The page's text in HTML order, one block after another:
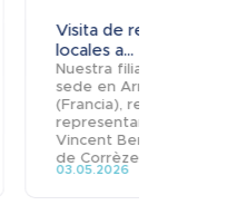
Visita de representantes
locales a...
Nuestra filial Sicame, con
sede en Arnac-Pompadour
(Francia), recibió a
representantes locales:
Vincent Berton, prefecto
de Corrèze, y...
03.05.2026